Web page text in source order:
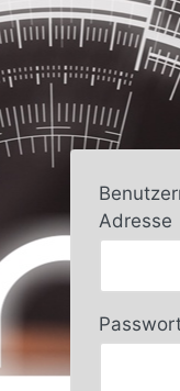
Anmelden
Adresse